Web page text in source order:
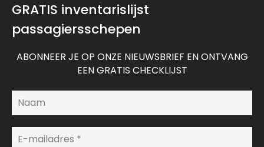
GRATIS inventarislijst
passagiersschepen
ABONNEER JE OP ONZE NIEUWSBRIEF EN ONTVANG
EEN GRATIS CHECKLIJST